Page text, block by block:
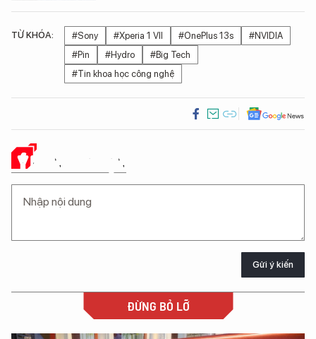
TỪ KHÓA: #Sony #Xperia 1 VII #OnePlus 13s
#NVIDIA
#Pin
#Hydro
#Big Tech
#Tin khoa học công nghệ
Ý KIẾN CỦA BẠN
Gửi ý kiến
ĐỪNG BỎ LỠ